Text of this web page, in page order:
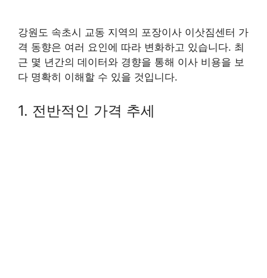
강원도 속초시 교동 지역의 포장이사 이삿짐센터 가
격 동향은 여러 요인에 따라 변화하고 있습니다. 최
근 몇 년간의 데이터와 경향을 통해 이사 비용을 보
다 명확히 이해할 수 있을 것입니다.
1. 전반적인 가격 추세